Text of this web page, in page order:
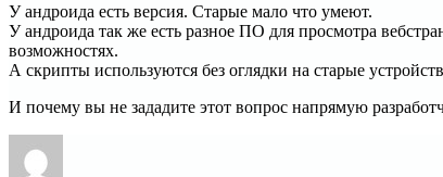
У андроида есть версия. Старые мало что умеют.
У андроида так же есть разное ПО для просмотра
возможностях.
А скрипты используются без оглядки на старые
И почему вы не зададите этот вопрос напрямую